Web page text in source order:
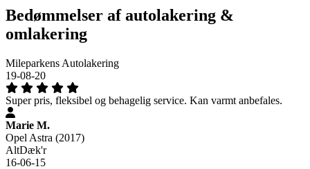
Bedømmelser af autolakering &
omlakering
Mileparkens Autolakering
19-08-20
Super pris, fleksibel og behagelig service. Kan varmt anbefales.
Marie M.
Opel Astra (2017)
AltDæk'r
16-06-15